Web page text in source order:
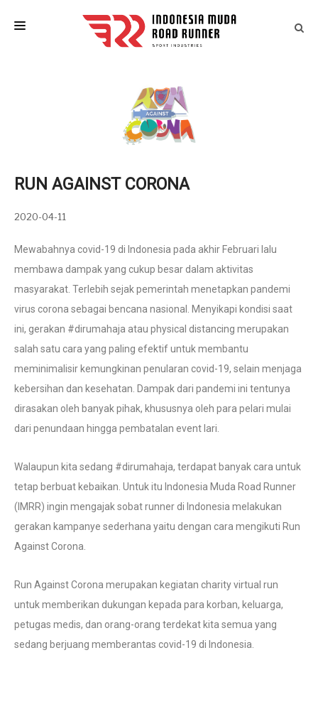
EVENT CALENDAR
RUN AGAINST CORONA
2020-04-11
Mewabahnya covid-19 di Indonesia pada akhir Februari lalu
membawa dampak yang cukup besar dalam aktivitas
masyarakat. Terlebih sejak pemerintah menetapkan pandemi
virus corona sebagai bencana nasional. Menyikapi kondisi saat
ini, gerakan #dirumahaja atau physical distancing merupakan
salah satu cara yang paling efektif untuk membantu
meminimalisir kemungkinan penularan covid-19, selain menjaga
kebersihan dan kesehatan. Dampak dari pandemi ini tentunya
dirasakan oleh banyak pihak, khususnya oleh para pelari mulai
dari penundaan hingga pembatalan event lari.
Walaupun kita sedang #dirumahaja, terdapat banyak cara untuk
tetap berbuat kebaikan. Untuk itu Indonesia Muda Road Runner
(IMRR) ingin mengajak sobat runner di Indonesia melakukan
gerakan kampanye sederhana yaitu dengan cara mengikuti Run
Against Corona.
Run Against Corona merupakan kegiatan charity virtual run
untuk memberikan dukungan kepada para korban, keluarga,
petugas medis, dan orang-orang terdekat kita semua yang
sedang berjuang memberantas covid-19 di Indonesia.